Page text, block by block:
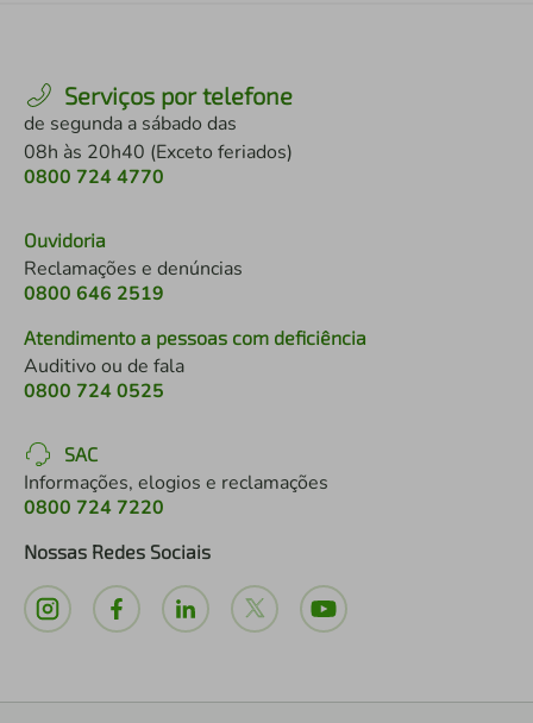
Serviços por telefone
de segunda a sábado das
08h às 20h40 (Exceto feriados)
0800 724 4770
Ouvidoria
Reclamações e denúncias
0800 646 2519
Atendimento a pessoas com deficiência
Auditivo ou de fala
0800 724 0525
SAC
Informações, elogios e reclamações
0800 724 7220
Nossas Redes Sociais